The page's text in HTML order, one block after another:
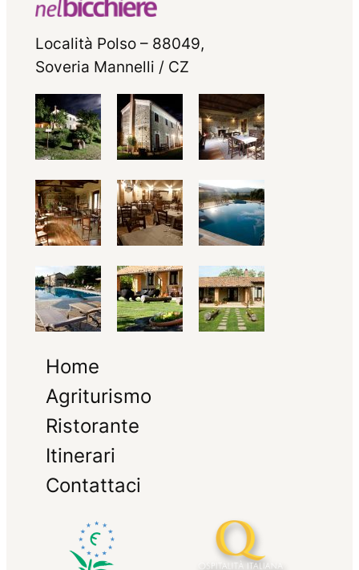
Località Polso – 88049,
Soveria Mannelli / CZ
Home
Agriturismo
Ristorante
Itinerari
Contattaci